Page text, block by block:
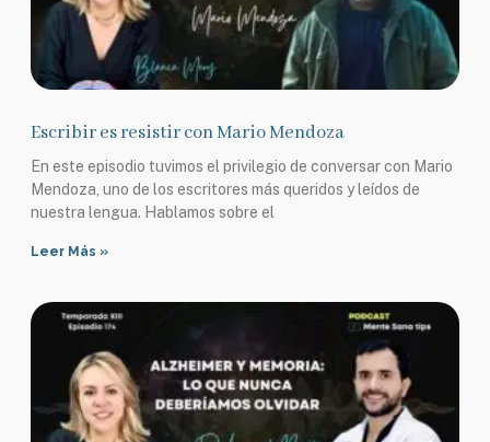
Escribir es resistir con Mario Mendoza
En este episodio tuvimos el privilegio de conversar con Mario
Mendoza, uno de los escritores más queridos y leídos de
nuestra lengua. Hablamos sobre el
Leer Más »